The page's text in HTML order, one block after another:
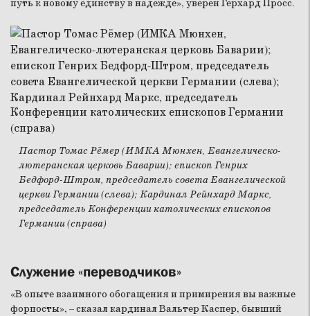
путь к новому единству в надежде», уверен Герхард Просс.
Пастор Томас Рёмер (ИМКА Мюнхен, Евангелическо-
лютеранская церковь Баварии); епископ Генрих
Бедфорд-Штром, председатель совета Евангелической
церкви Германии (слева); Кардинал Рейнхард Маркс,
председатель Конференции католических епископов
Германии (справа)
Служение «переводчиков»
«В опыте взаимного обогащения и примирения вы важные
форпосты», – сказал кардинал Вальтер Каспер, бывший